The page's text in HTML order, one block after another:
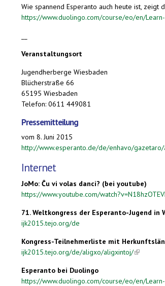
Wie spannend Esperanto auch heute ist,
https://www.duolingo.com/course/eo/en/
Veranstaltungsort
Jugendherberge Wiesbaden
Blücherstraße 66
65195 Wiesbaden
Telefon: 0611 449081
Pressemitteilung
vom 8. Juni 2015
http://www.esperanto.de/de/enhavo/
Internet
JoMo: Ĉu vi volas danci? (bei youtube)
https://www.youtube.com/
71. Weltkongress der Esperanto-Jugend in
ijk2015.tejo.org/de
Kongress-Teilnehmerliste mit
ijk2015.tejo.org/de/aligxo/aligxintoj/(link is
Esperanto bei Duolingo
https://www.duolingo.com/course/eo/en/